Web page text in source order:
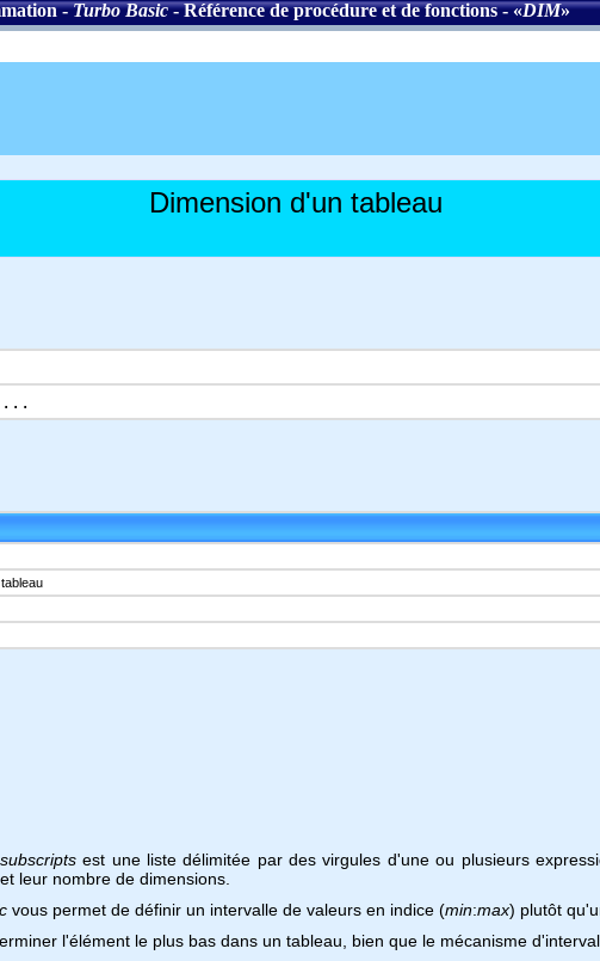
-Turbo Basic-Référence de procédure et de fonctions- «DIM»
Dimension d'un tableau
subscriptsest une liste délimitée par des virgules d'une ou plusieurs
leur nombre de dimensions.
vous permet de définir un intervalle de valeurs en indice (min:max) plutôt
l'élément le plus bas dans un tableau, bien que le mécanisme